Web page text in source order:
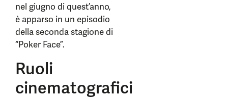
nel giugno di quest’anno,
è apparso in un episodio
della seconda stagione di
“Poker Face”.
Ruoli
cinematografici